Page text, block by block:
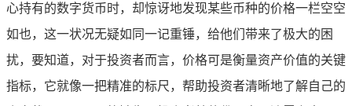
心持有的数字货币时，却惊讶地发现某些币种的价格一栏空空
如也，这一状况无疑如同一记重锤，给他们带来了极大的困
扰，要知道，对于投资者而言，价格可是衡量资产价值的关键
指标，它就像一把精准的标尺，帮助投资者清晰地了解自己的